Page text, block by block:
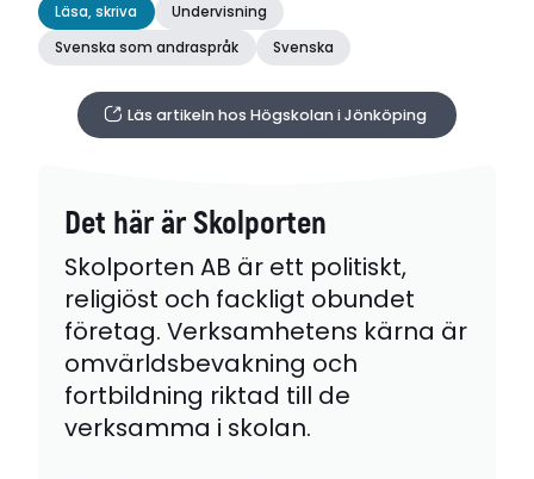
Läsa, skriva
Undervisning
Svenska som andraspråk
Svenska
Läs artikeln hos Högskolan i Jönköping
Det här är Skolporten
Skolporten AB är ett politiskt,
religiöst och fackligt obundet
företag. Verksamhetens kärna är
omvärldsbevakning och
fortbildning riktad till de
verksamma i skolan.